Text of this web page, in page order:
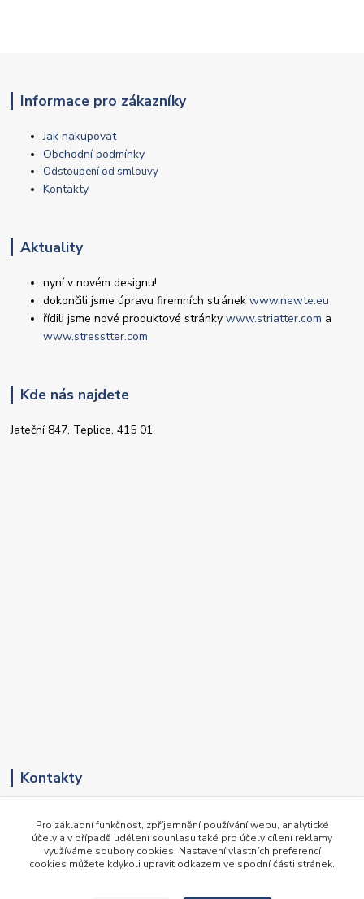
Informace pro zákazníky
Jak nakupovat
Obchodní podmínky
Odstoupení od smlouvy
Kontakty
Aktuality
nyní v novém designu!
dokončili jsme úpravu firemních stránekwww.newte.eu
řídili jsme nové produktové stránkywww.striatter.com a
www.stresstter.com
Kde nás najdete
Jateční 847, Teplice, 415 01
Kontakty
(Pondělí-Pátek, 8-16 hod.)
obchod@newte.cz
Pro základní funkčnost, zpříjemnění používání webu, analytické
účely a v případě udělení souhlasu také pro účely cílení reklamy
využíváme soubory cookies. Nastavení vlastních preferencí
cookies můžete kdykoli upravit odkazem ve spodní části stránek.